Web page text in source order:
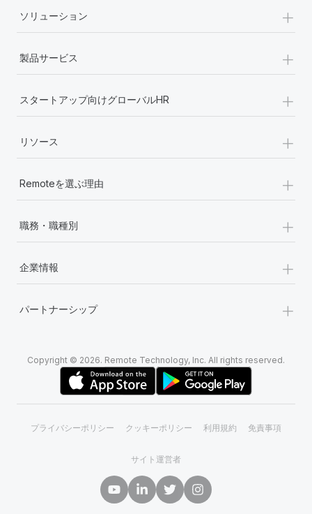
ソリューション +
製品サービス +
スタートアップ向けグローバルHR +
リソース +
Remoteを選ぶ理由 +
職務・職種別 +
企業情報 +
パートナーシップ +
Copyright © 2026. Remote Technology, Inc. All rights reserved.
プライバシーポリシー クッキーポリシー 利用規約 免責事項
サイト運営者